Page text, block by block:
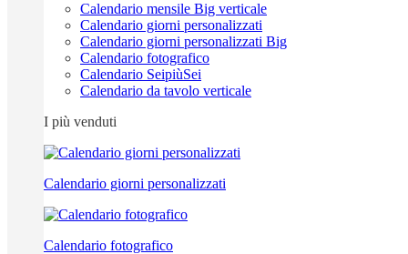
Calendario mensile Big verticale
Calendario giorni personalizzati
Calendario giorni personalizzati Big
Calendario fotografico
Calendario SeipiùSei
Calendario da tavolo verticale
I più venduti
Calendario giorni personalizzati
Calendario fotografico